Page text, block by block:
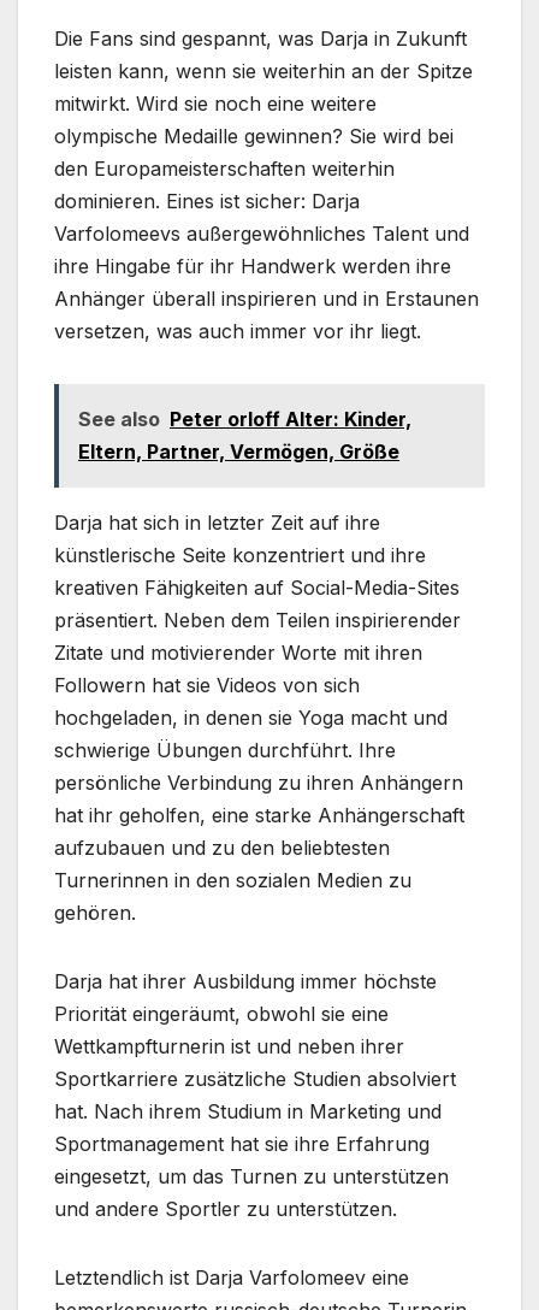
Die Fans sind gespannt, was Darja in Zukunft
leisten kann, wenn sie weiterhin an der Spitze
mitwirkt. Wird sie noch eine weitere
olympische Medaille gewinnen? Sie wird bei
den Europameisterschaften weiterhin
dominieren. Eines ist sicher: Darja
Varfolomeevs außergewöhnliches Talent und
ihre Hingabe für ihr Handwerk werden ihre
Anhänger überall inspirieren und in Erstaunen
versetzen, was auch immer vor ihr liegt.
See also Peter orloff Alter: Kinder,
Eltern, Partner, Vermögen, Größe
Darja hat sich in letzter Zeit auf ihre
künstlerische Seite konzentriert und ihre
kreativen Fähigkeiten auf Social-Media-Sites
präsentiert. Neben dem Teilen inspirierender
Zitate und motivierender Worte mit ihren
Followern hat sie Videos von sich
hochgeladen, in denen sie Yoga macht und
schwierige Übungen durchführt. Ihre
persönliche Verbindung zu ihren Anhängern
hat ihr geholfen, eine starke Anhängerschaft
aufzubauen und zu den beliebtesten
Turnerinnen in den sozialen Medien zu
gehören.
Darja hat ihrer Ausbildung immer höchste
Priorität eingeräumt, obwohl sie eine
Wettkampfturnerin ist und neben ihrer
Sportkarriere zusätzliche Studien absolviert
hat. Nach ihrem Studium in Marketing und
Sportmanagement hat sie ihre Erfahrung
eingesetzt, um das Turnen zu unterstützen
und andere Sportler zu unterstützen.
Letztendlich ist Darja Varfolomeev eine